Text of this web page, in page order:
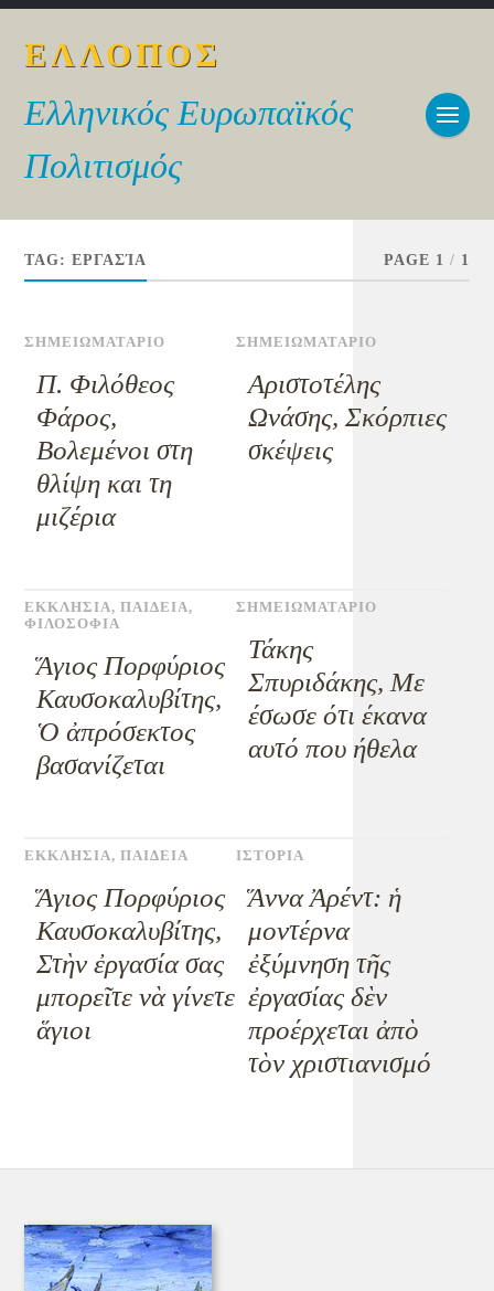
ΕΛΛΟΠΟΣ
Ελληνικός Ευρωπαϊκός
Πολιτισμός
TAG:ΕΡΓΑΣΊΑ PAGE 1 / 1
ΣΗΜΕΙΩΜΑΤΑΡΙΟ
Π. Φιλόθεος
Φάρος,
Βολεμένοι στη
θλίψη και τη
μιζέρια
ΣΗΜΕΙΩΜΑΤΑΡΙΟ
Αριστοτέλης
Ωνάσης, Σκόρπιες
σκέψεις
ΕΚΚΛΗΣΙΑ,ΠΑΙΔΕΙΑ,
ΦΙΛΟΣΟΦΙΑ
Ἅγιος Πορφύριος
Καυσοκαλυβίτης,
Ὁ ἀπρόσεκτος
βασανίζεται
ΣΗΜΕΙΩΜΑΤΑΡΙΟ
Τάκης
Σπυριδάκης, Με
έσωσε ότι έκανα
αυτό που ήθελα
ΕΚΚΛΗΣΙΑ,ΠΑΙΔΕΙΑ
Ἅγιος Πορφύριος
Καυσοκαλυβίτης,
Στὴν ἐργασία σας
μπορεῖτε νὰ γίνετε
ἅγιοι
ΙΣΤΟΡΙΑ
Ἅννα Ἀρέντ: ἡ
μοντέρνα
ἐξύμνηση τῆς
ἐργασίας δὲν
προέρχεται ἀπὸ
τὸν χριστιανισμό